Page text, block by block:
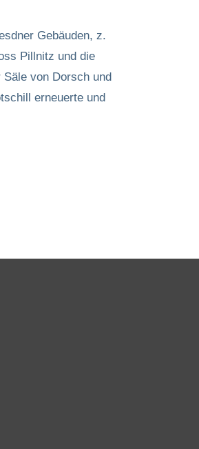
Gebäuden, z.
Pillnitz und die
von Dorsch und
erneuerte und